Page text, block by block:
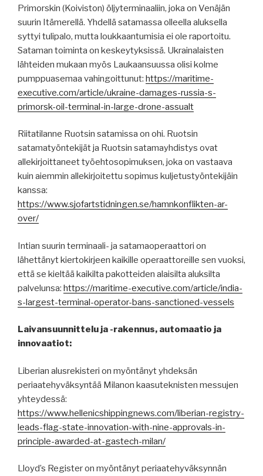
Primorskin (Koiviston) öljyterminaaliin, joka on Venäjän
suurin Itämerellä. Yhdellä satamassa olleella aluksella
syttyi tulipalo, mutta loukkaantumisia ei ole raportoitu.
Sataman toiminta on keskeytyksissä. Ukrainalaisten
lähteiden mukaan myös Laukaansuussa olisi kolme
pumppuasemaa vahingoittunut: https://maritime-
executive.com/article/ukraine-damages-russia-s-
primorsk-oil-terminal-in-large-drone-assualt
Riitatilanne Ruotsin satamissa on ohi. Ruotsin
satamatyöntekijät ja Ruotsin satamayhdistys ovat
allekirjoittaneet työehtosopimuksen, joka on vastaava
kuin aiemmin allekirjoitettu sopimus kuljetustyöntekijäin
kanssa:
https://www.sjofartstidningen.se/hamnkonflikten-ar-
over/
Intian suurin terminaali- ja satamaoperaattori on
lähettänyt kiertokirjeen kaikille operaattoreille sen vuoksi,
että se kieltää kaikilta pakotteiden alaisilta aluksilta
palvelunsa: https://maritime-executive.com/article/india-
s-largest-terminal-operator-bans-sanctioned-vessels
Laivansuunnittelu ja -rakennus, automaatio ja
innovaatiot:
Liberian alusrekisteri on myöntänyt yhdeksän
periaatehyväksyntää Milanon kaasuteknisten messujen
yhteydessä:
https://www.hellenicshippingnews.com/liberian-registry-
leads-flag-state-innovation-with-nine-approvals-in-
principle-awarded-at-gastech-milan/
Lloyd’s Register on myöntänyt periaatehyväksynnän